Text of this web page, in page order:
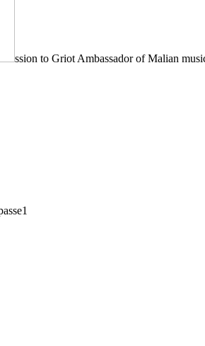
ssion to Griot Ambassador of Malian